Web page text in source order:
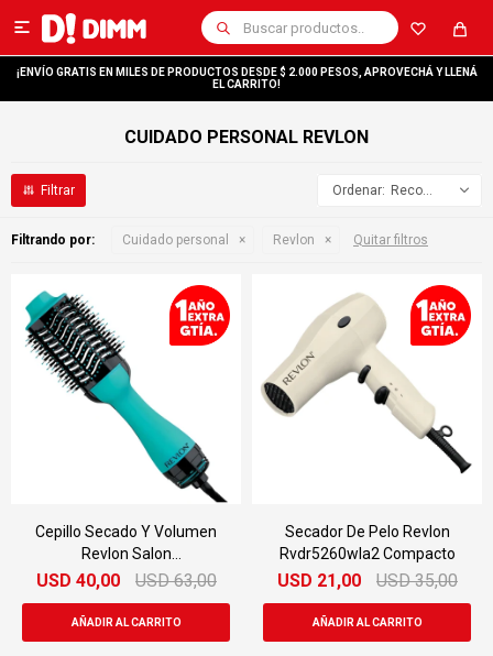

¡ENVÍO GRATIS EN MILES DE PRODUCTOS DESDE $ 2.000 PESOS, APROVECHÁ Y LLENÁ
EL CARRITO!
CUIDADO PERSONAL REVLON
Recomendados
Filtrando por: Cuidado personal Revlon Quitar filtros
Cepillo Secado Y Volumen
Revlon Salon
Rvdr5222teala2av
USD 40,00 USD 63,00
Secador De Pelo Revlon
Rvdr5260wla2 Compacto
USD 21,00 USD 35,00